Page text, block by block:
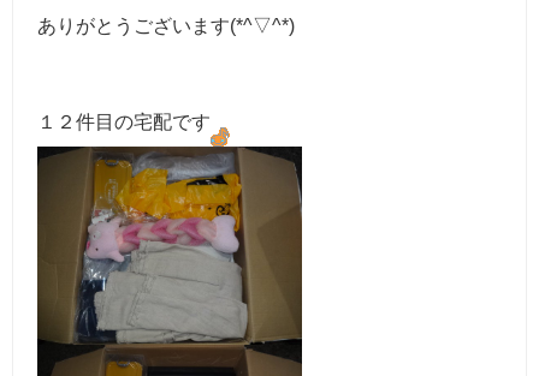
ありがとうございます(*^▽^*)
１２件目の宅配です